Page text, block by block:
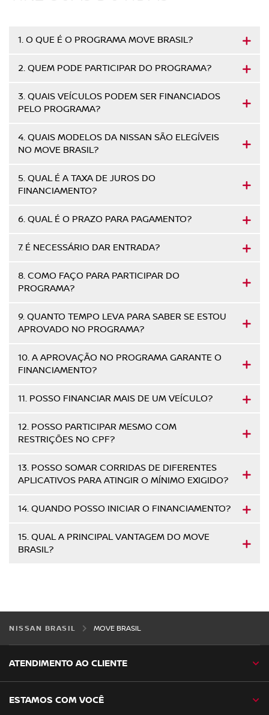
1. O QUE É O PROGRAMA MOVE BRASIL?
2. QUEM PODE PARTICIPAR DO PROGRAMA?
3. QUAIS VEÍCULOS PODEM SER FINANCIADOS
PELO PROGRAMA?
4. QUAIS MODELOS DA NISSAN SÃO ELEGÍVEIS
NO MOVE BRASIL?
5. QUAL É A TAXA DE JUROS DO
FINANCIAMENTO?
6. QUAL É O PRAZO PARA PAGAMENTO?
7. É NECESSÁRIO DAR ENTRADA?
8. COMO FAÇO PARA PARTICIPAR DO
PROGRAMA?
9. QUANTO TEMPO LEVA PARA SABER SE ESTOU
APROVADO NO PROGRAMA?
10. A APROVAÇÃO NO PROGRAMA GARANTE O
FINANCIAMENTO?
11. POSSO FINANCIAR MAIS DE UM VEÍCULO?
12. POSSO PARTICIPAR MESMO COM
RESTRIÇÕES NO CPF?
13. POSSO SOMAR CORRIDAS DE DIFERENTES
APLICATIVOS PARA ATINGIR O MÍNIMO EXIGIDO?
14. QUANDO POSSO INICIAR O FINANCIAMENTO?
15. QUAL A PRINCIPAL VANTAGEM DO MOVE
BRASIL?
NISSAN BRASIL MOVE BRASIL
ATENDIMENTO AO CLIENTE
ESTAMOS COM VOCÊ